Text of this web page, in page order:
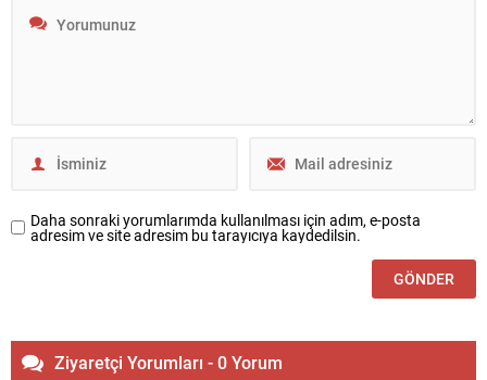
Daha sonraki yorumlarımda kullanılması için adım, e-posta
adresim ve site adresim bu tarayıcıya kaydedilsin.
Ziyaretçi Yorumları - 0 Yorum